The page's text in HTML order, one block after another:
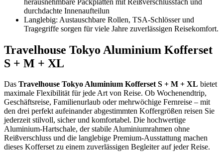
durchdachte Innenaufteilun
Langlebig: Austauschbare Rollen, TSA-Schlösser und
Tragegriffe sorgen für viele Jahre zuverlässigen Reisekomfort.
Travelhouse Tokyo Aluminium Kofferset
S + M + XL
Das Travelhouse Tokyo Aluminium Kofferset S + M + XL bietet
maximale Flexibilität für jede Art von Reise. Ob Wochenendtrip,
Geschäftsreise, Familienurlaub oder mehrwöchige Fernreise – mit
den drei perfekt aufeinander abgestimmten Koffergrößen reisen Sie
jederzeit stilvoll, sicher und komfortabel. Die hochwertige
Aluminium-Hartschale, der stabile Aluminiumrahmen ohne
Reißverschluss und die langlebige Premium-Ausstattung machen
dieses Kofferset zu einem zuverlässigen Begleiter auf jeder Reise.